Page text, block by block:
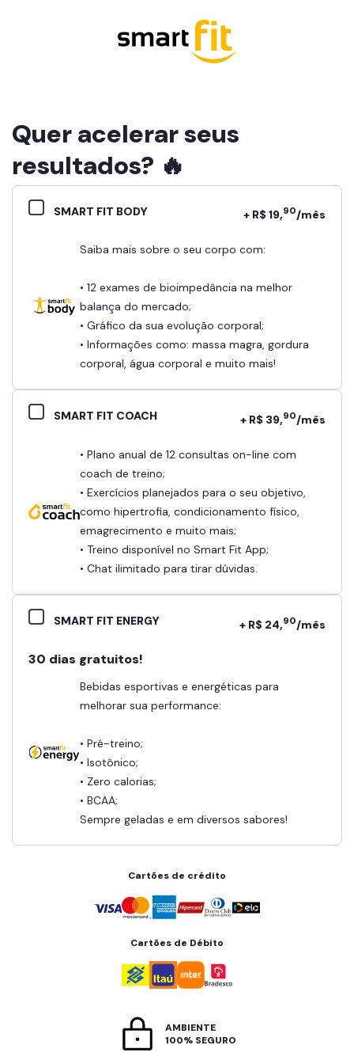
Quer acelerar seus
resultados? 🔥
SMART FIT BODY + R$ 19,90/mês
Saiba mais sobre o seu corpo com:
• 12 exames de bioimpedância na melhor
balança do mercado;
• Gráfico da sua evolução corporal;
• Informações como: massa magra, gordura
corporal, água corporal e muito mais!
SMART FIT COACH + R$ 39,90/mês
• Plano anual de 12 consultas on-line com
coach de treino;
• Exercícios planejados para o seu objetivo,
como hipertrofia, condicionamento físico,
emagrecimento e muito mais;
• Treino disponível no Smart Fit App;
• Chat ilimitado para tirar dúvidas.
SMART FIT ENERGY + R$ 24,90/mês
30 dias gratuitos!
Bebidas esportivas e energéticas para
melhorar sua performance:
• Pré-treino;
• Isotônico;
• Zero calorias;
• BCAA;
Sempre geladas e em diversos sabores!
Cartões de crédito
Cartões de Débito
AMBIENTE
100% SEGURO